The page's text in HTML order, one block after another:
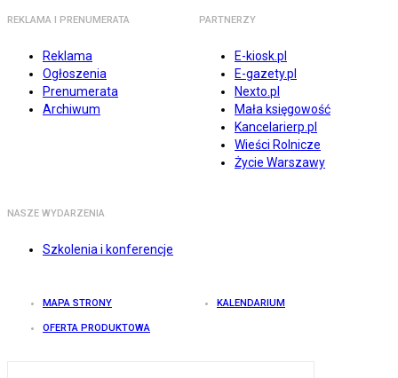
REKLAMA I PRENUMERATA
Reklama
Ogłoszenia
Prenumerata
Archiwum
PARTNERZY
E-kiosk.pl
E-gazety.pl
Nexto.pl
Mała księgowość
Kancelarierp.pl
Wieści Rolnicze
Życie Warszawy
NASZE WYDARZENIA
Szkolenia i konferencje
MAPA STRONY KALENDARIUM
OFERTA PRODUKTOWA